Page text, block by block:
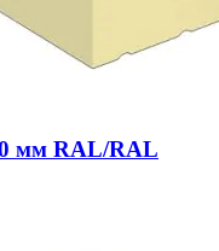
мм RAL/RAL